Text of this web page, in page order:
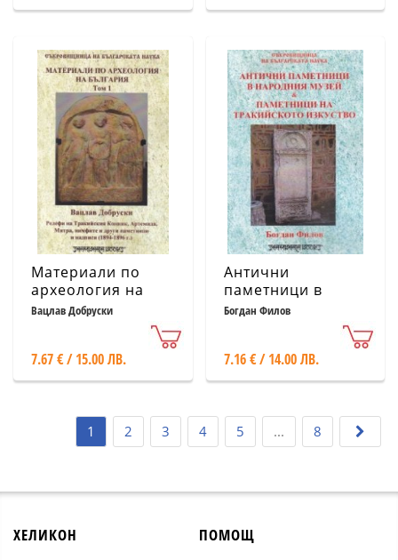
Материали по
археология на
България Т.1
Вацлав Добруски
7.67 € / 15.00 ЛВ.
Антични
паметници в
Народния музей
& Паметници на
изкуство
Богдан Филов
7.16 € / 14.00 ЛВ.
1 2 3 4 5 ... 8
ХЕЛИКОН ПОМОЩ